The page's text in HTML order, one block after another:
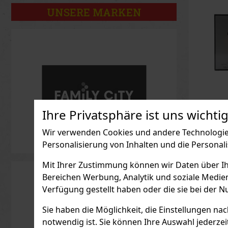
Ihre Privatsphäre ist uns
Wir verwenden Cookies und andere
Personalisierung von Inhalten und die
Mit Ihrer Zustimmung können wir Daten über
Bereichen Werbung, Analytik und soziale
Verfügung gestellt haben oder die sie bei der
Sie haben die Möglichkeit, die Einstellungen
notwendig ist. Sie können Ihre Auswahl
UNSERE MARKEN
Iceberg
Flow
AUF
Iceberg
für
scheuen,
gehen.
Mut,
Er ist
Charakt
23.48€